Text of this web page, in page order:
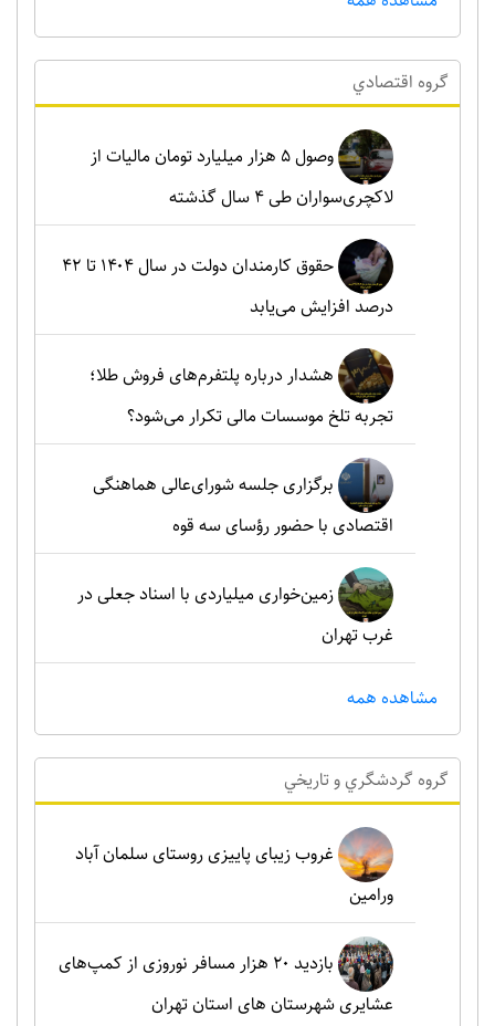
گروه اقتصادي
وصول ۵ هزار میلیارد تومان مالیات از
لاکچری‌سواران طی ۴ سال گذشته
حقوق کارمندان دولت در سال ۱۴۰۴ تا ۴۲
درصد افزایش می‌یابد
هشدار درباره پلتفرم‌های فروش طلا؛
تجربه تلخ موسسات مالی تکرار می‌شود؟
برگزاری جلسه شورای‌عالی هماهنگی
اقتصادی با حضور رؤسای سه قوه
زمین‌خواری میلیاردی با اسناد جعلی در
غرب تهران
مشاهده همه
گروه گردشگري و تاريخي
غروب زیبای پاییزی روستای سلمان آباد
ورامین
بازدید ۲۰ هزار مسافر نوروزی از کمپ‌های
عشایری شهرستان های استان تهران